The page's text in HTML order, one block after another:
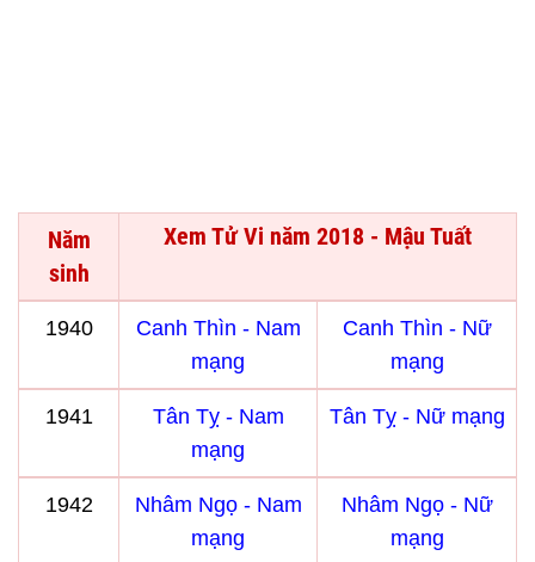
Năm
sinh
Xem Tử Vi năm 2018 - Mậu Tuất
1940
Canh Thìn - Nam
mạng
Canh Thìn - Nữ
mạng
1941
Tân Tỵ - Nam
mạng
Tân Tỵ - Nữ mạng
1942
Nhâm Ngọ - Nam
mạng
Nhâm Ngọ - Nữ
mạng